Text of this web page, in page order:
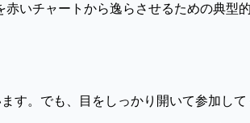
いチャートから逸らさせるための典型
す。でも、目をしっかり開いて参加して